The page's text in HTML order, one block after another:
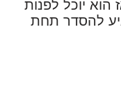
יוכל לפנות
להסדר תחת